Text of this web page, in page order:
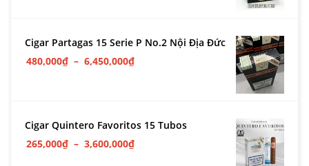
Cigar Partagas 15 Serie P No.2 Nội Địa Đức
480,000₫ – 6,450,000₫
Cigar Quintero Favoritos 15 Tubos
265,000₫ – 3,600,000₫